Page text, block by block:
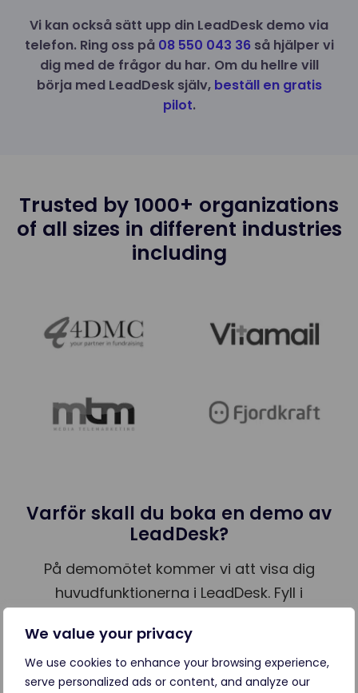
We value your privacy
We use cookies to enhance your browsing experience,
serve personalized ads or content, and analyze our
Vi kan också sätt upp din LeadDesk demo via
telefon. Ring oss på 08 550 043 36så hjälper vi
dig med de frågor du har. Om du hellre vill
börja med LeadDesk själv, beställ en gratis
pilot.
Trusted by 1000+ organizations
of all sizes in different industries
including
Varför skall du boka en demo av
LeadDesk?
På demomötet kommer vi att visa dig
huvudfunktionerna i LeadDesk. Fyll i
in en tid.